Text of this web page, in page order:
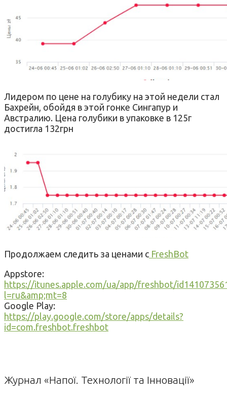
Лидером по цене на голубику на этой недели стал
Бахрейн, обойдя в этой гонке Сингапур и
Австралию. Цена голубики в упаковке в 125г
достигла 132грн
Продолжаем следить за ценами с FreshBot
Appstore:
https://itunes.apple.com/ua/app/freshbot/
l=ru&amp;mt=8
Google Play:
https://play.google.com/store/apps/details?
id=com.freshbot.freshbot
Журнал «Напої. Технології та Інновації»